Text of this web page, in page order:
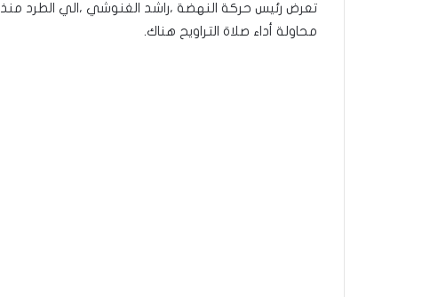
تعرض رئيس حركة النهضة ،راشد الغنوشي ،الي الطرد
محاولة أداء صلاة التراويح هناك.